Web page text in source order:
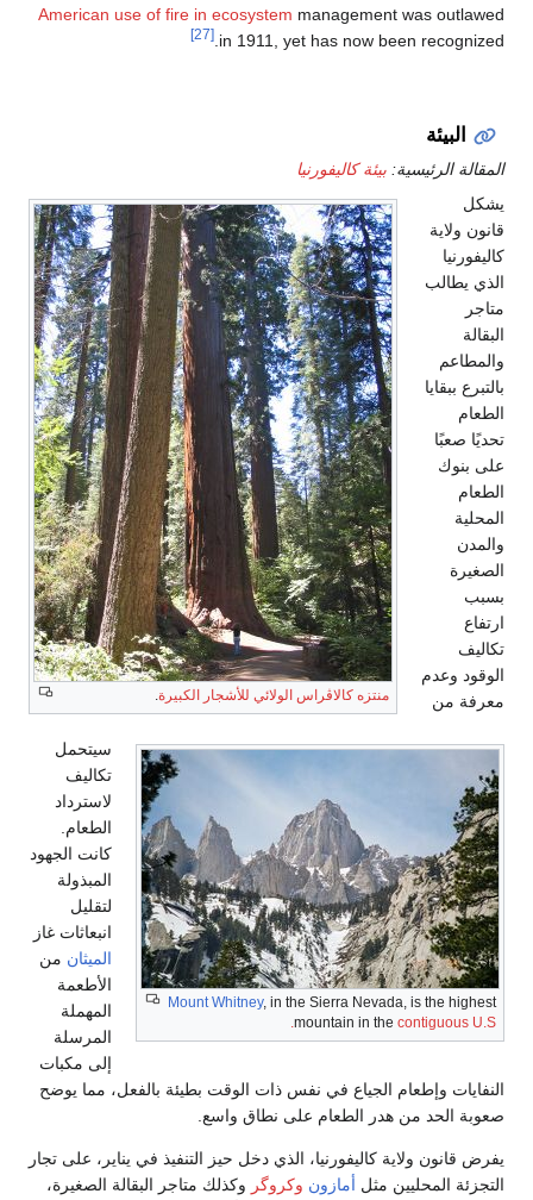
American use of fire in ecosystemmanagement
in 1911, yet has now
بيئة كاليفورنيا
منتزه كالاڤراس الولائي للأشجار الكبيرة.
Mount Whitney, in the Sierra
mountain in the
سيتحمل
الطعام.
كانت الجهود
المبذولة
لتقليل
انبعاثات غاز
الميثان
من
الأطعمة
المهملة
المرسلة
الجياع في نفس ذات الوقت بطيئة بالفعل، مما يوضح
هدر الطعام على نطاق واسع.
كاليفورنيا، الذي دخل حيز التنفيذ في يناير، على تجار
مثلأمازون وكروگروكذلك متاجر البقالة الصغيرة،